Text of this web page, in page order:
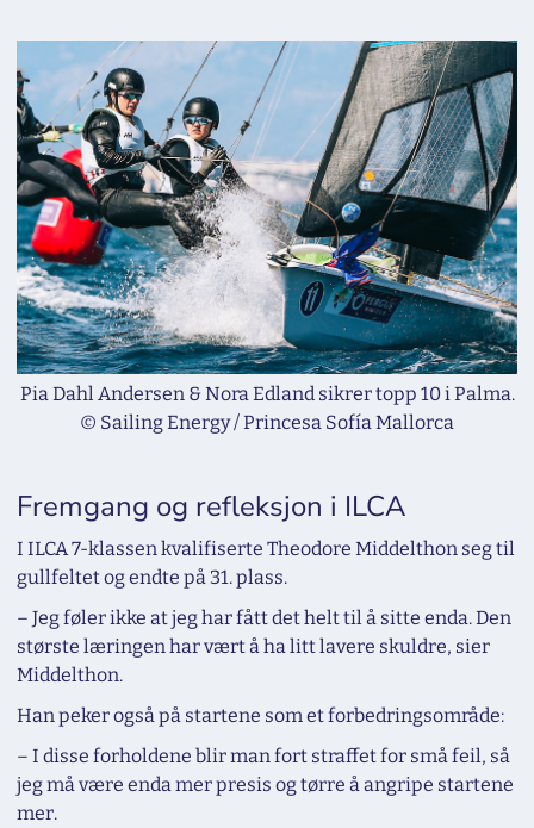
Pia Dahl Andersen & Nora Edland sikrer topp 10 i Palma.
© Sailing Energy / Princesa Sofía Mallorca
Fremgang og refleksjon i ILCA
I ILCA 7-klassen kvalifiserte Theodore Middelthon seg til
gullfeltet og endte på 31. plass.
– Jeg føler ikke at jeg har fått det helt til å sitte enda. Den
største læringen har vært å ha litt lavere skuldre, sier
Middelthon.
Han peker også på startene som et forbedringsområde:
– I disse forholdene blir man fort straffet for små feil, så
jeg må være enda mer presis og tørre å angripe startene
mer.